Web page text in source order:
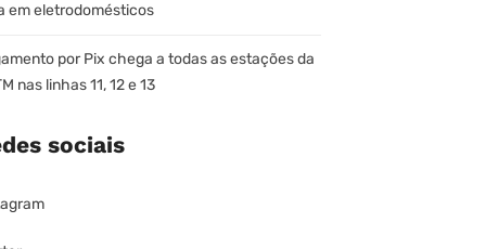
em eletrodomésticos
por Pix chega a todas as estações da
nas linhas 11, 12 e 13
sociais